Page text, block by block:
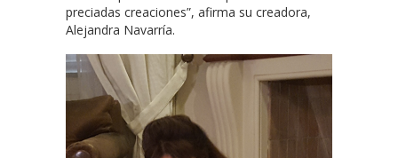
preciadas creaciones”, afirma su creadora,
Alejandra Navarría.